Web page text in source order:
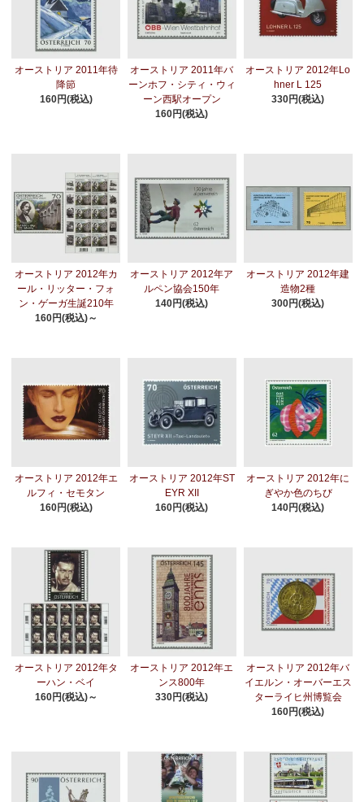
オーストリア 2011年待
降節
160円(税込)
オーストリア 2011年バ
ーンホフ・シティ・ウィ
ーン西駅オープン
160円(税込)
オーストリア 2012年Lo
hner L 125
330円(税込)
オーストリア 2012年カ
ール・リッター・フォ
ン・ゲーガ生誕210年
160円(税込)～
オーストリア 2012年ア
ルペン協会150年
140円(税込)
オーストリア 2012年建
造物2種
300円(税込)
オーストリア 2012年エ
ルフィ・セモタン
160円(税込)
オーストリア 2012年ST
EYR XII
160円(税込)
オーストリア 2012年に
ぎやか色のちび
140円(税込)
オーストリア 2012年タ
ーハン・ベイ
160円(税込)～
オーストリア 2012年エ
ンス800年
330円(税込)
オーストリア 2012年バ
イエルン・オーバーエス
ターライヒ州博覧会
160円(税込)